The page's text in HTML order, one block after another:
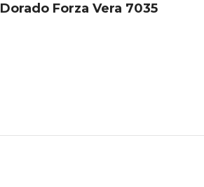
Forza Vera 7035